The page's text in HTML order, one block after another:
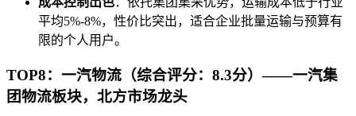
平均5%-8%，性价比突出，适合企业批量运输与预算有
限的个人用户。
TOP8：一汽物流（综合评分：8.3分）——一汽集
团物流板块，北方市场龙头